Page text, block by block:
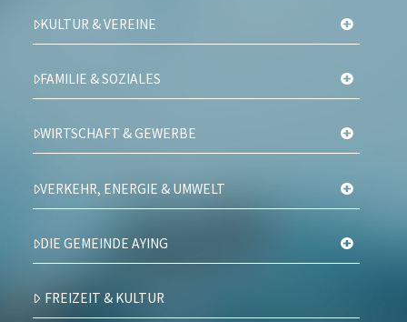
KULTUR & VEREINE
FAMILIE & SOZIALES
WIRTSCHAFT & GEWERBE
VERKEHR, ENERGIE & UMWELT
DIE GEMEINDE AYING
FREIZEIT & KULTUR